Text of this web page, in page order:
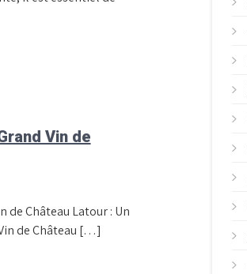
Vin de
de Château Latour : Un
de Château […]